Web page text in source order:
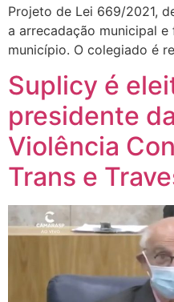
Projeto de Lei 669/2021,
a arrecadação municipal e
município. O colegiado é
Suplicy é
presidente
Violência
Trans e